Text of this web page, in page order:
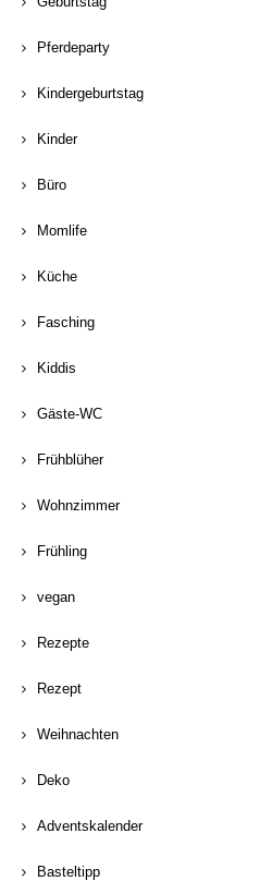
Pferdeparty
Kindergeburtstag
Kinder
Büro
Momlife
Küche
Fasching
Kiddis
Gäste-WC
Frühblüher
Wohnzimmer
Frühling
vegan
Rezepte
Rezept
Weihnachten
Deko
Adventskalender
Basteltipp